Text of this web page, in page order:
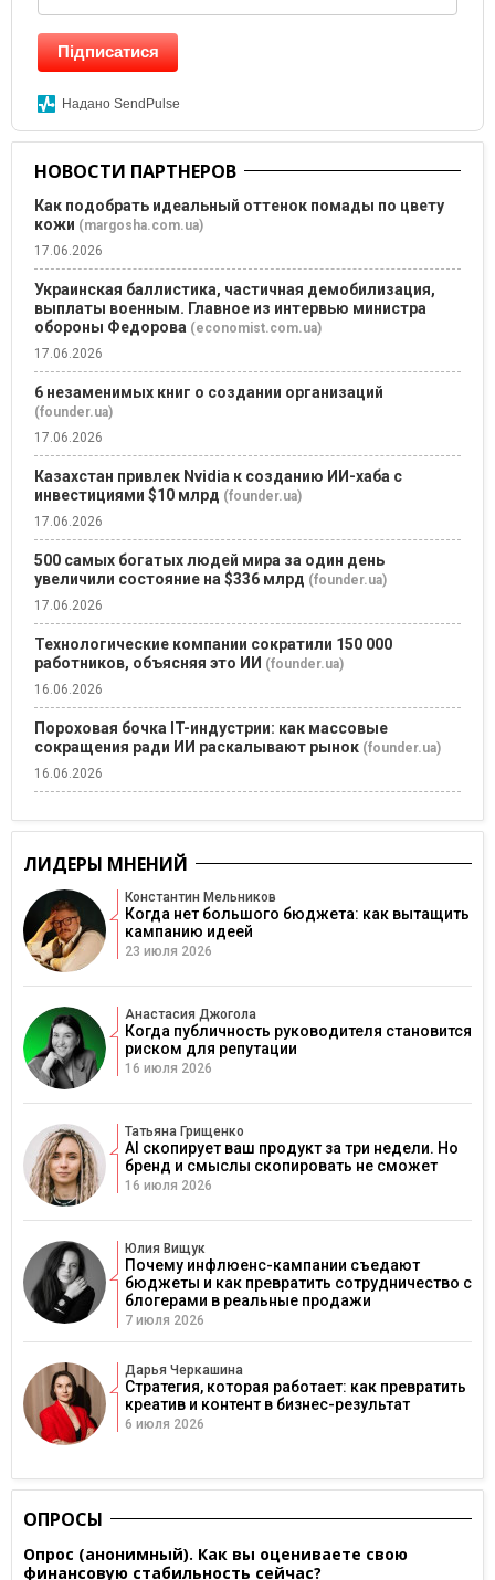
Підписатися
Надано SendPulse
НОВОСТИ ПАРТНЕРОВ
Как подобрать идеальный оттенок помады по цвету
кожи (margosha.com.ua)
17.06.2026
Украинская баллистика, частичная демобилизация,
выплаты военным. Главное из интервью министра
обороны Федорова (economist.com.ua)
17.06.2026
6 незаменимых книг о создании организаций
(founder.ua)
17.06.2026
Казахстан привлек Nvidia к созданию ИИ-хаба с
инвестициями $10 млрд (founder.ua)
17.06.2026
500 самых богатых людей мира за один день
увеличили состояние на $336 млрд (founder.ua)
17.06.2026
Технологические компании сократили 150 000
работников, объясняя это ИИ (founder.ua)
16.06.2026
Пороховая бочка IT-индустрии: как массовые
сокращения ради ИИ раскалывают рынок (founder.ua)
16.06.2026
ЛИДЕРЫ МНЕНИЙ
Константин Мельников
Когда нет большого бюджета: как вытащить
кампанию идеей
23 июля 2026
Анастасия Джогола
Когда публичность руководителя становится
риском для репутации
16 июля 2026
Татьяна Грищенко
AI скопирует ваш продукт за три недели. Но
бренд и смыслы скопировать не сможет
16 июля 2026
Юлия Вищук
Почему инфлюенс-кампании съедают
бюджеты и как превратить сотрудничество с
блогерами в реальные продажи
7 июля 2026
Дарья Черкашина
Стратегия, которая работает: как превратить
креатив и контент в бизнес-результат
6 июля 2026
ОПРОСЫ
Опрос (анонимный). Как вы оцениваете свою
финансовую стабильность сейчас?